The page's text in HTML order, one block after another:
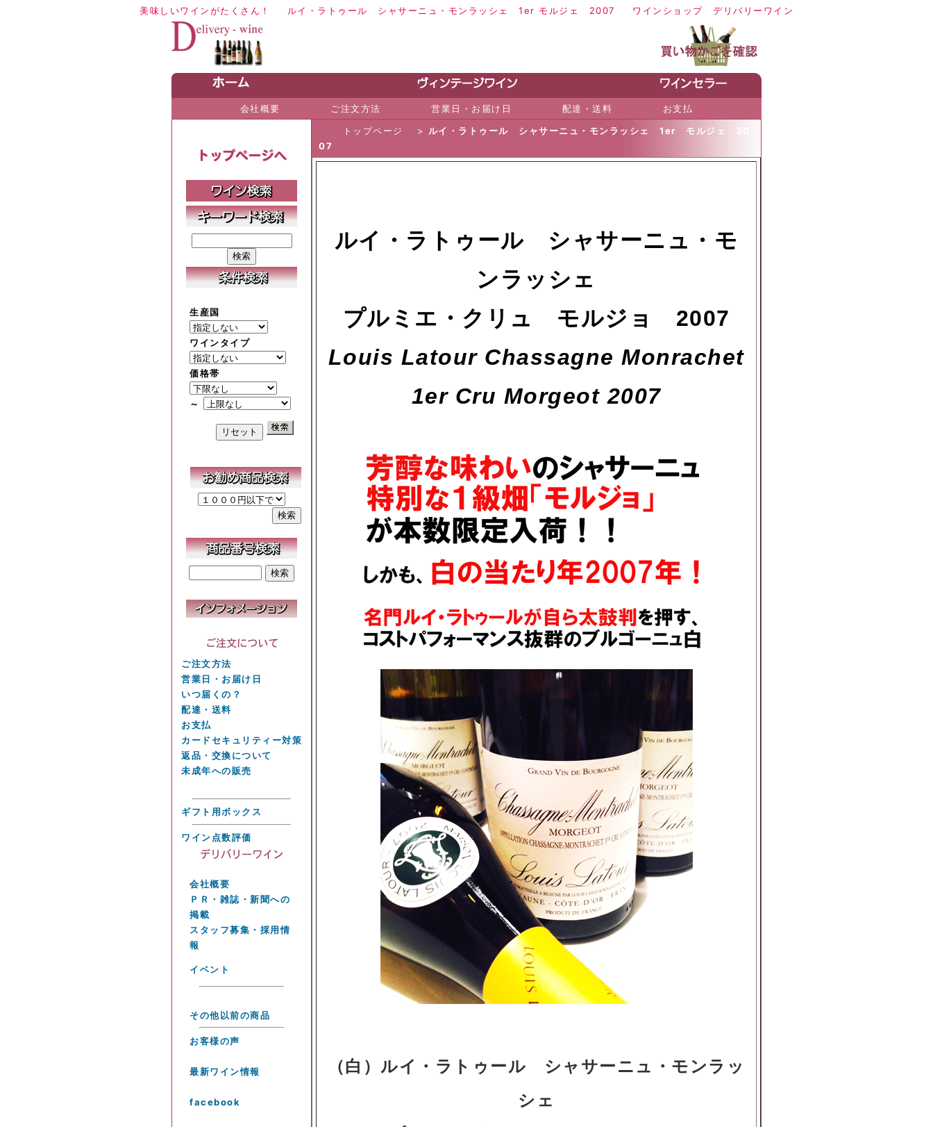
美味しいワインがたくさん！ ルイ・ラトゥール シャサーニュ・モンラッシェ 1er モルジェ 2007 ワイン ショップ デリバリーワイン
会社概要 ご注文方法 営業日・お届け日 配達・送料 お支払
生産国
ワインタイプ
価格帯
～
ご注文方法
営業日・お届け日
いつ届くの？
配達・送料
お支払
カードセキュリティー対策
返品・交換について
未成年への販売
ギフト用ボックス
ワイン点数評価
会社概要
ＰＲ・雑誌・新聞への
掲載
スタッフ募集・採用情
報
イベント
その他以前の商品
お客様の声
最新ワイン情報
facebook
トップページ > ルイ・ラトゥール シャサーニュ・モンラッシェ 1er モルジェ 20
07
ルイ・ラトゥール シャサーニュ・モ
ンラッシェ
プルミエ・クリュ モルジョ
2007
Louis Latour Chassagne Monrachet
1er Cru Morgeot 2007
（白）ルイ・ラトゥール シャサーニュ・モンラッ
シェ